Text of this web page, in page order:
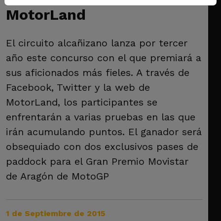
MotorLand
El circuito alcañizano lanza por tercer
año este concurso con el que premiará a
sus aficionados más fieles. A través de
Facebook, Twitter y la web de
MotorLand, los participantes se
enfrentarán a varias pruebas en las que
irán acumulando puntos. El ganador será
obsequiado con dos exclusivos pases de
paddock para el Gran Premio Movistar
de Aragón de MotoGP
1 de Septiembre de 2015